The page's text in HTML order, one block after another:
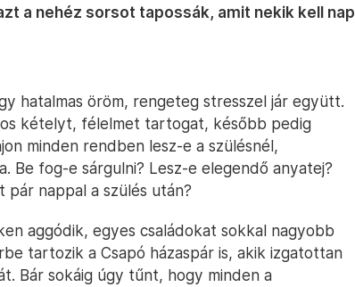
a nehéz sorsot tapossák, amit nekik kell nap
hatalmas öröm, rengeteg stresszel jár együtt.
kételyt, félelmet tartogat, később pedig
minden rendben lesz-e a szülésnél,
Be fog-e sárgulni? Lesz-e elegendő anyatej?
pár nappal a szülés után?
aggódik, egyes családokat sokkal nagyobb
tartozik a Csapó házaspár is, akik izgatottan
Bár sokáig úgy tűnt, hogy minden a